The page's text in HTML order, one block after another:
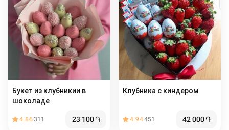
Букет из клубникии в
шоколаде
4.86311 23 100֏
Клубника с киндером
4.94451 42 000֏